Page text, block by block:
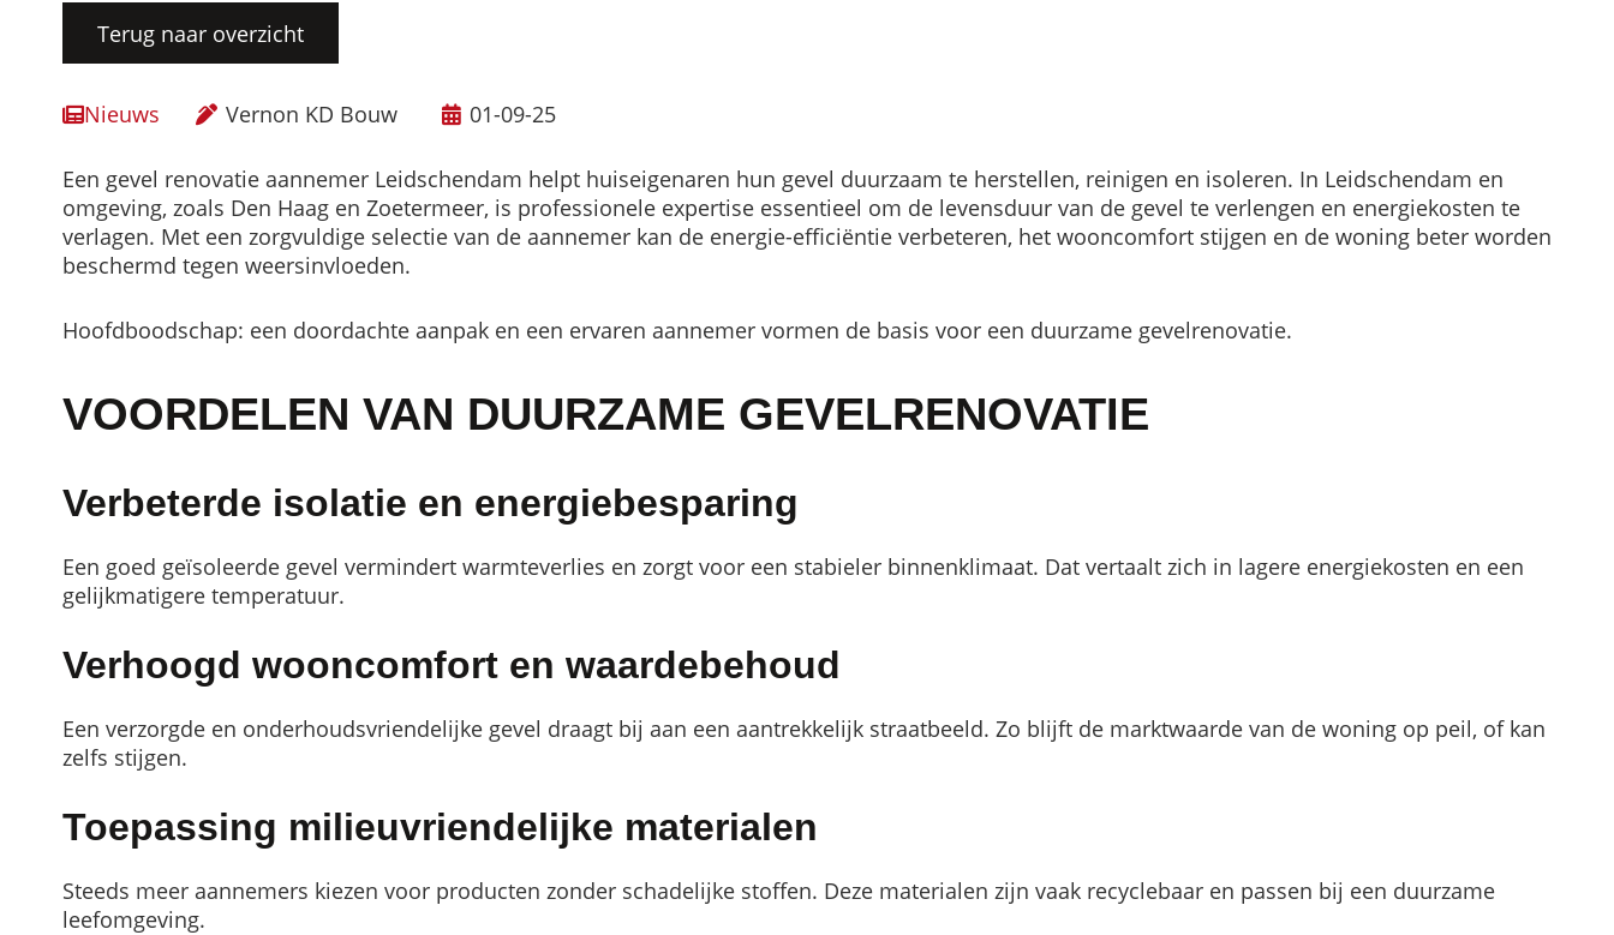
Terug naar overzicht
Nieuws Vernon KD Bouw 01-09-25
Een gevel renovatie aannemer Leidschendam helpt huiseigenaren hun gevel duurzaam te herstellen, reinigen en isoleren. In Leidschendam en
omgeving, zoals Den Haag en Zoetermeer, is professionele expertise essentieel om de levensduur van de gevel te verlengen en energiekosten te
verlagen. Met een zorgvuldige selectie van de aannemer kan de energie-efficiëntie verbeteren, het wooncomfort stijgen en de woning beter worden
beschermd tegen weersinvloeden.
Hoofdboodschap: een doordachte aanpak en een ervaren aannemer vormen de basis voor een duurzame gevelrenovatie.
VOORDELEN VAN DUURZAME GEVELRENOVATIE
Verbeterde isolatie en energiebesparing
Een goed geïsoleerde gevel vermindert warmteverlies en zorgt voor een stabieler binnenklimaat. Dat vertaalt zich in lagere energiekosten en een
gelijkmatigere temperatuur.
Verhoogd wooncomfort en waardebehoud
Een verzorgde en onderhoudsvriendelijke gevel draagt bij aan een aantrekkelijk straatbeeld. Zo blijft de marktwaarde van de woning op peil, of kan
zelfs stijgen.
Toepassing milieuvriendelijke materialen
Steeds meer aannemers kiezen voor producten zonder schadelijke stoffen. Deze materialen zijn vaak recyclebaar en passen bij een duurzame
leefomgeving.